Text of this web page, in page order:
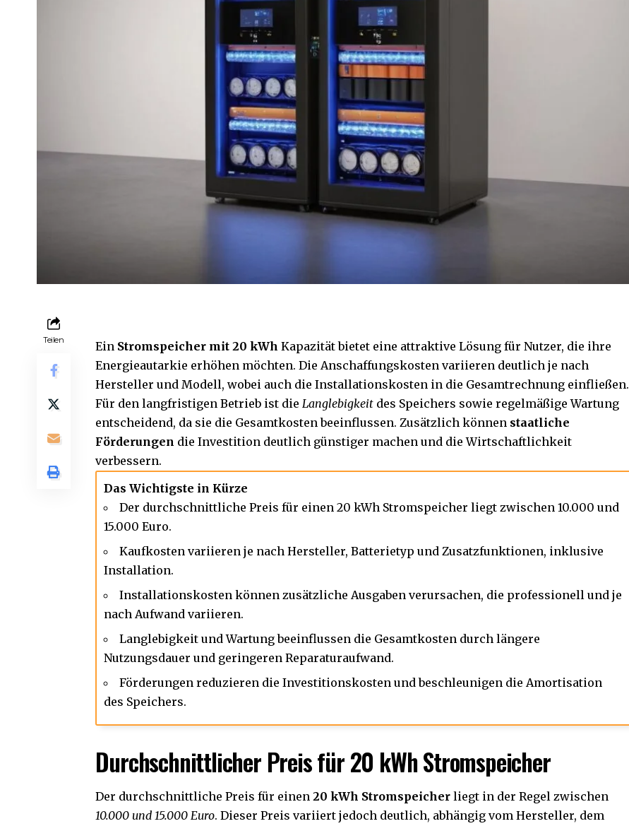
Teilen Ein Stromspeicher mit 20 kWh Kapazität bietet eine attraktive Lösung für Nutzer, die ihre
Energieautarkie erhöhen möchten. Die Anschaffungskosten variieren deutlich je nach
Hersteller und Modell, wobei auch die Installationskosten in die Gesamtrechnung einfließen.
Für den langfristigen Betrieb ist dieLanglebigkeit des Speichers sowie regelmäßigeWartung
entscheidend, da sie die Gesamtkosten beeinflussen. Zusätzlich können staatliche
Förderungen die Investition deutlich günstiger machen und die Wirtschaftlichkeit
verbessern.
Das Wichtigste in Kürze
Der durchschnittliche Preis für einen 20 kWh Stromspeicher liegt zwischen 10.000 und
15.000 Euro.
Kaufkosten variieren je nach Hersteller, Batterietyp und Zusatzfunktionen, inklusive
Installation.
Installationskosten können zusätzliche Ausgaben verursachen, die professionell und je
nach Aufwand variieren.
Langlebigkeit und Wartung beeinflussen die Gesamtkosten durch längere
Nutzungsdauer und geringeren Reparaturaufwand.
Förderungen reduzieren die Investitionskosten und beschleunigen die Amortisation
des Speichers.
Durchschnittlicher Preis für 20 kWh Stromspeicher
Der durchschnittliche Preis für einen20 kWh Stromspeicher liegt in der Regel zwischen
10.000 und 15.000 Euro. Dieser Preis variiert jedoch deutlich, abhängig vom Hersteller, dem